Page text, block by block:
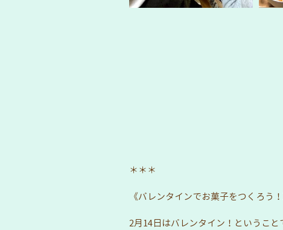
＊＊＊
《バレンタインでお菓子をつくろう！
2月14日はバレンタイン！というこ